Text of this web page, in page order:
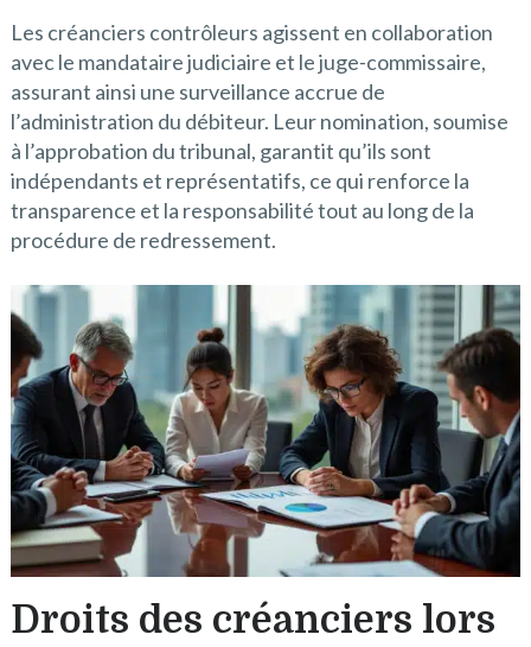
Les créanciers contrôleurs agissent en collaboration
avec le mandataire judiciaire et le juge-commissaire,
assurant ainsi une surveillance accrue de
l’administration du débiteur. Leur nomination, soumise
à l’approbation du tribunal, garantit qu’ils sont
indépendants et représentatifs, ce qui renforce la
transparence et la responsabilité tout au long de la
procédure de redressement.
Droits des créanciers lors